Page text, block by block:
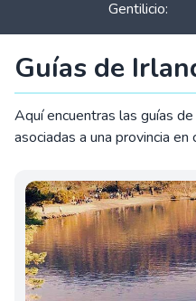
Gentilicio:
Guías de
Aquí encuentras las guías
asociadas a una provincia en